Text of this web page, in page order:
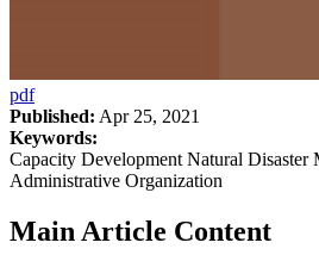
pdf
Published: Apr 25, 2021
Keywords:
Capacity Development Natural Disaster
Administrative Organization
Main Article Content